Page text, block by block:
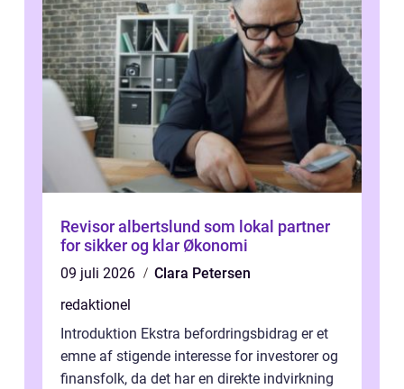
Revisor albertslund som lokal partner
for sikker og klar Økonomi
09 juli 2026
Clara Petersen
redaktionel
Introduktion Ekstra befordringsbidrag er et
emne af stigende interesse for investorer og
finansfolk, da det har en direkte indvirkning